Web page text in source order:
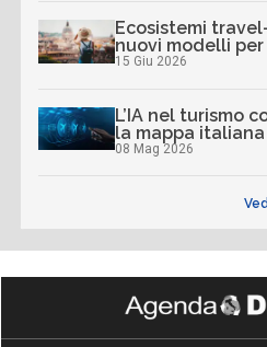
Ecosistemi
nuovi modelli
15 Giu 2026
L’IA nel turismo
la mappa
08 Mag 2026